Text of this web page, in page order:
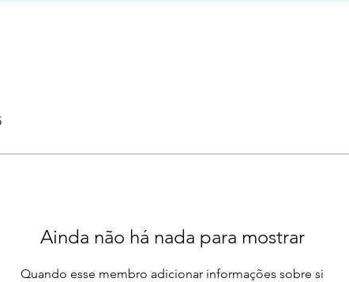
Ainda não há nada para mostrar
Quando esse membro adicionar informações sobre si